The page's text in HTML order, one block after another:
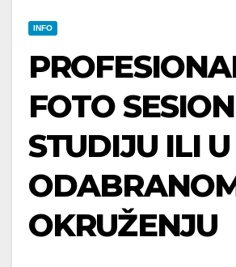
INFO
FOTO
STUDIJU ILI U
OKRUŽENJU